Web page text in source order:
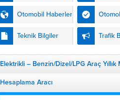
Otomobil Haberleri
Teknik Bilgiler Trafik
Elektrikli – Benzin/Dizel/LPG Araç Yıllık
Hesaplama Aracı